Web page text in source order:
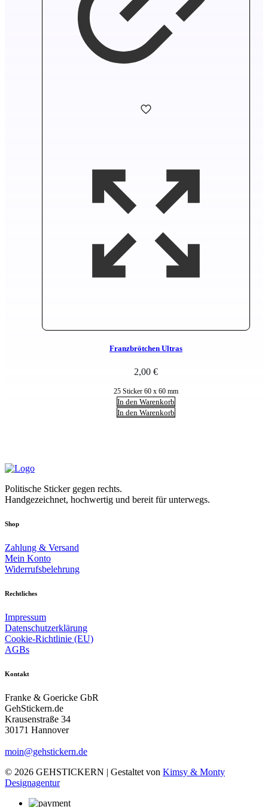
Franzbrötchen Ultras
2,00 €
25 Sticker 60 x 60 mm
In den Warenkorb
In den Warenkorb
Politische Sticker gegen rechts.
Handgezeichnet, hochwertig und bereit für unterwegs.
Shop
Zahlung & Versand
Mein Konto
Widerrufsbelehrung
Rechtliches
Impressum
Datenschutzerklärung
Cookie-Richtlinie (EU)
AGBs
Kontakt
Franke & Goericke GbR
GehStickern.de
Krausenstraße 34
30171 Hannover
moin@gehstickern.de
© 2026 GEHSTICKERN | Gestaltet von Kimsy & Monty
Designagentur